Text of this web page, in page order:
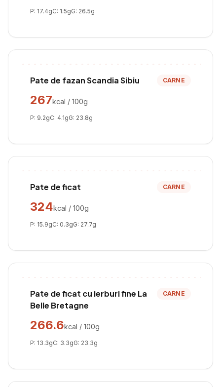
P: 17.4gC: 1.5gG: 26.5g
Pate de fazan Scandia Sibiu CARNE
267kcal / 100g
P: 9.2gC: 4.1gG: 23.8g
Pate de ficat CARNE
324kcal / 100g
P: 15.9gC: 0.3gG: 27.7g
Pate de ficat cu ierburi fine La
Belle Bretagne
CARNE
266.6kcal / 100g
P: 13.3gC: 3.3gG: 23.3g